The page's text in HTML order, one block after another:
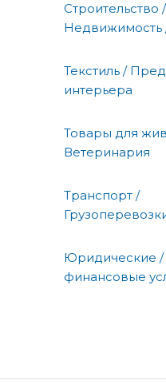
Строительство /
Недвижимость
Текстиль /
интерьера
Товары для
Ветеринария
Транспорт /
Юридические /
финансовые